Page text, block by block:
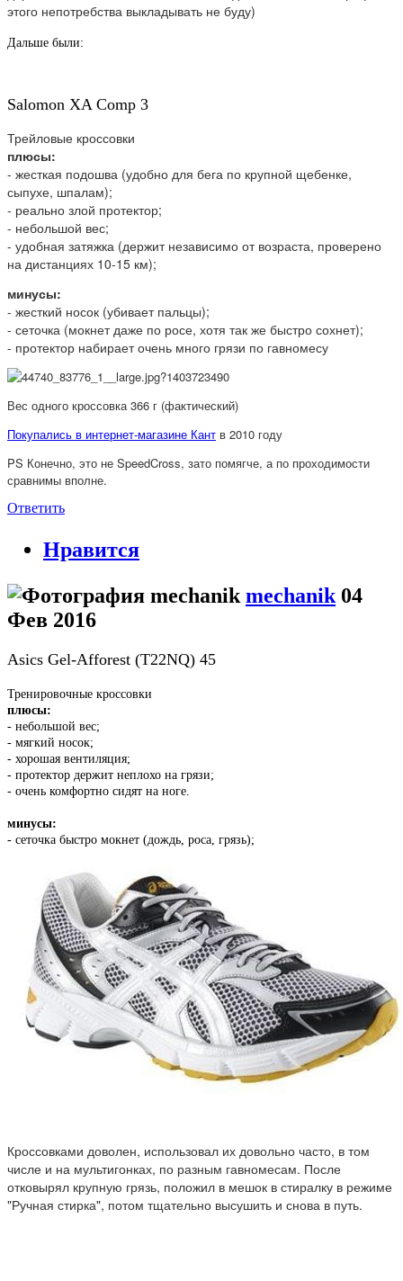
этого непотребства выкладывать не буду)
Дальше были:
Salomon XA Comp 3
Трейловые кроссовки
плюсы:
- жесткая подошва (удобно для бега по крупной щебенке,
сыпухе, шпалам);
- реально злой протектор;
- небольшой вес;
- удобная затяжка (держит независимо от возраста, проверено
на дистанциях 10-15 км);
минусы:
- жесткий носок (убивает пальцы);
- сеточка (мокнет даже по росе, хотя так же быстро сохнет);
- протектор набирает очень много грязи по гавномесу
Вес одного кроссовка 366 г (фактический)
Покупались в интернет-магазине Кант в 2010 году
PS Конечно, это не SpeedCross, зато помягче, а по проходимости
сравнимы вполне.
Ответить
Нравится
mechanik 04
Фев 2016
Asics Gel-Afforest (T22NQ) 45
Тренировочные кроссовки
плюсы:
- небольшой вес;
- мягкий носок;
- хорошая вентиляция;
- протектор держит неплохо на грязи;
- очень комфортно сидят на ноге.
минусы:
- сеточка быстро мокнет (дождь, роса, грязь);
Кроссовками доволен, использовал их довольно часто, в том
числе и на мультигонках, по разным гавномесам. После
отковырял крупную грязь, положил в мешок в стиралку в режиме
"Ручная стирка", потом тщательно высушить и снова в путь.